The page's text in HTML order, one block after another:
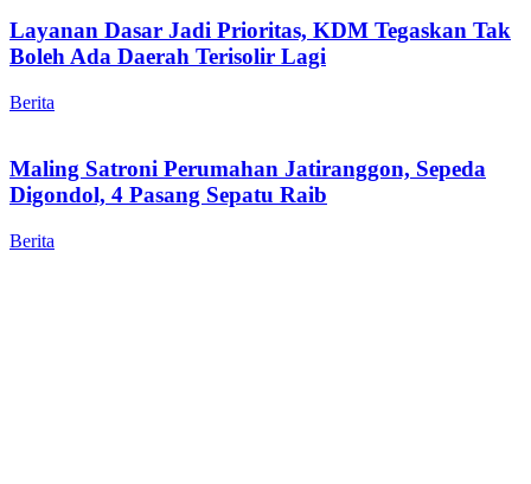
Layanan Dasar Jadi Prioritas, KDM Tegaskan Tak
Boleh Ada Daerah Terisolir Lagi
Berita
Maling Satroni Perumahan Jatiranggon, Sepeda
Digondol, 4 Pasang Sepatu Raib
Berita